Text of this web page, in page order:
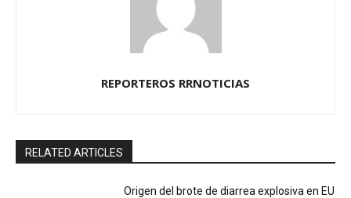
REPORTEROS RRNOTICIAS
RELATED ARTICLES
Origen del brote de diarrea explosiva en EU